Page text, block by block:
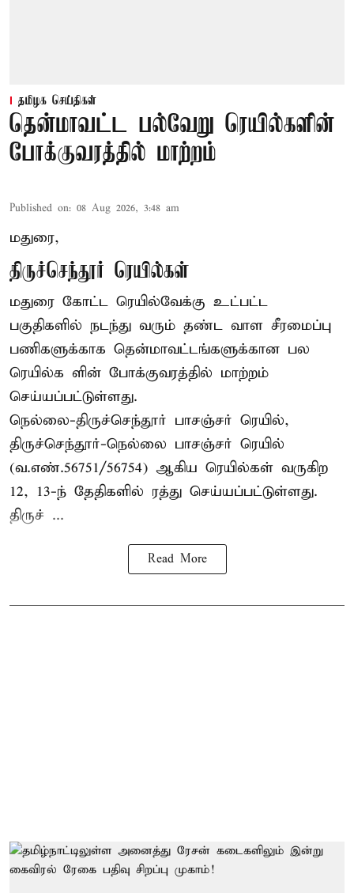
தமிழக செய்திகள்
தென்மாவட்ட பல்வேறு ரெயில்களின்
போக்குவரத்தில் மாற்றம்
Published on: 08 Aug 2026, 3:48 am
மதுரை,
திருச்செந்தூர் ரெயில்கள்
மதுரை கோட்ட ரெயில்வேக்கு உட்பட்ட
பகுதிகளில் நடந்து வரும் தண்ட வாள சீரமைப்பு
பணிகளுக்காக தென்மாவட்டங்களுக்கான பல
ரெயில்க ளின் போக்குவரத்தில் மாற்றம்
செய்யப்பட்டுள்ளது.
நெல்லை-திருச்செந்தூர் பாசஞ்சர் ரெயில்,
திருச்செந்தூர்-நெல்லை பாசஞ்சர் ரெயில்
(வ.எண்.56751/56754) ஆகிய ரெயில்கள் வருகிற
12, 13-ந் தேதிகளில் ரத்து செய்யப்பட்டுள்ளது.
திருச் ...
Read More